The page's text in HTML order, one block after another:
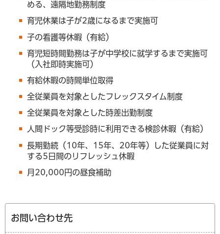
める、遠隔地勤務制度
育児休業は子が2歳になるまで実施可
子の看護等休暇（有給）
育児短時間勤務は子が中学校に就学するまで実施可
（入社即時実施可）
有給休暇の時間単位取得
全従業員を対象としたフレックスタイム制度
全従業員を対象とした時差出勤制度
人間ドック等受診時に利用できる検診休暇（有給）
長期勤続（10年、15年、20年等）した従業員に対
する5日間のリフレッシュ休暇
月20,000円の昼食補助
お問い合わせ先